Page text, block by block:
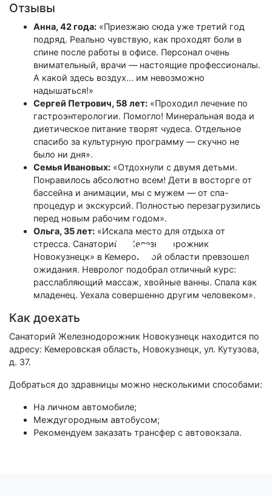
Отзывы
Анна, 42 года: «Приезжаю сюда уже третий год
подряд. Реально чувствую, как проходят боли в
спине после работы в офисе. Персонал очень
внимательный, врачи — настоящие профессионалы.
А какой здесь воздух... им невозможно
надышаться!»
Сергей Петрович, 58 лет: «Проходил лечение по
гастроэнтерологии. Помогло! Минеральная вода и
диетическое питание творят чудеса. Отдельное
спасибо за культурную программу — скучно не
было ни дня».
Семья Ивановых: «Отдохнули с двумя детьми.
Понравилось абсолютно всем! Дети в восторге от
бассейна и анимации, мы с мужем — от спа-
процедур и экскурсий. Полностью перезагрузились
перед новым рабочим годом».
Ольга, 35 лет: «Искала место для отдыха от
стресса. Санаторий «Железнодорожник
Новокузнецк» в Кемеровской области превзошел
ожидания. Невролог подобрал отличный курс:
расслабляющий массаж, хвойные ванны. Спала как
младенец. Уехала совершенно другим человеком».
Как доехать
Санаторий Железнодорожник Новокузнецк находится по
адресу: Кемеровская область, Новокузнецк, ул. Кутузова,
д. 37.
Добраться до здравницы можно несколькими способами:
На личном автомобиле;
Междугородным автобусом;
Рекомендуем заказать трансфер с автовокзала.